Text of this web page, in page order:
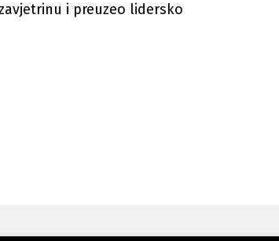
i preuzeo lidersko